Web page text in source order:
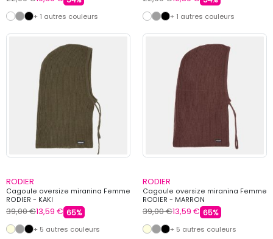
+ 1 autres couleurs
+ 1 autres couleurs
RODIER
Cagoule oversize miranina Femme
RODIER - KAKI
39,00 €13,59 € 65%
+ 5 autres couleurs
RODIER
Cagoule oversize miranina Femme
RODIER - MARRON
39,00 €13,59 € 65%
+ 5 autres couleurs